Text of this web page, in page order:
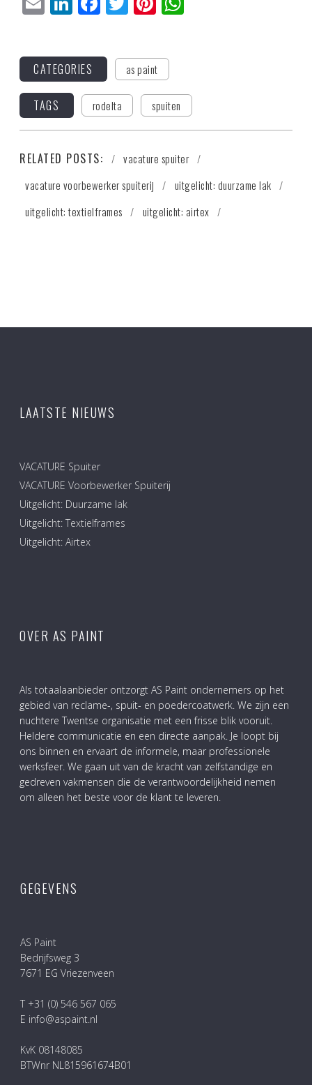
CATEGORIES as paint
TAGS rodelta spuiten
RELATED POSTS:
vacature spuiter
vacature voorbewerker spuiterij
uitgelicht: duurzame lak
uitgelicht: textielframes
uitgelicht: airtex
LAATSTE NIEUWS
VACATURE Spuiter
VACATURE Voorbewerker Spuiterij
Uitgelicht: Duurzame lak
Uitgelicht: Textielframes
Uitgelicht: Airtex
OVER AS PAINT
Als totaalaanbieder ontzorgt AS Paint ondernemers op het
gebied van reclame-, spuit- en poedercoatwerk. We zijn een
nuchtere Twentse organisatie met een frisse blik vooruit.
Heldere communicatie en een directe aanpak. Je loopt bij
ons binnen en ervaart de informele, maar professionele
werksfeer. We gaan uit van de kracht van zelfstandige en
gedreven vakmensen die de verantwoordelijkheid nemen
om alleen het beste voor de klant te leveren.
GEGEVENS
AS Paint
Bedrijfsweg 3
7671 EG Vriezenveen
T +31 (0) 546 567 065
E info@aspaint.nl
KvK 08148085
BTWnr NL815961674B01